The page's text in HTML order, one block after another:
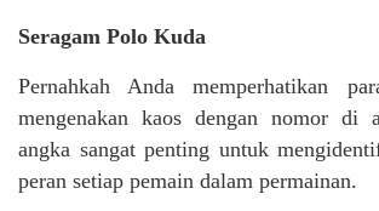
Seragam Polo Kuda
Pernahkah Anda memperhatikan
mengenakan kaos dengan nomor di
angka sangat penting untuk
peran setiap pemain dalam permainan.